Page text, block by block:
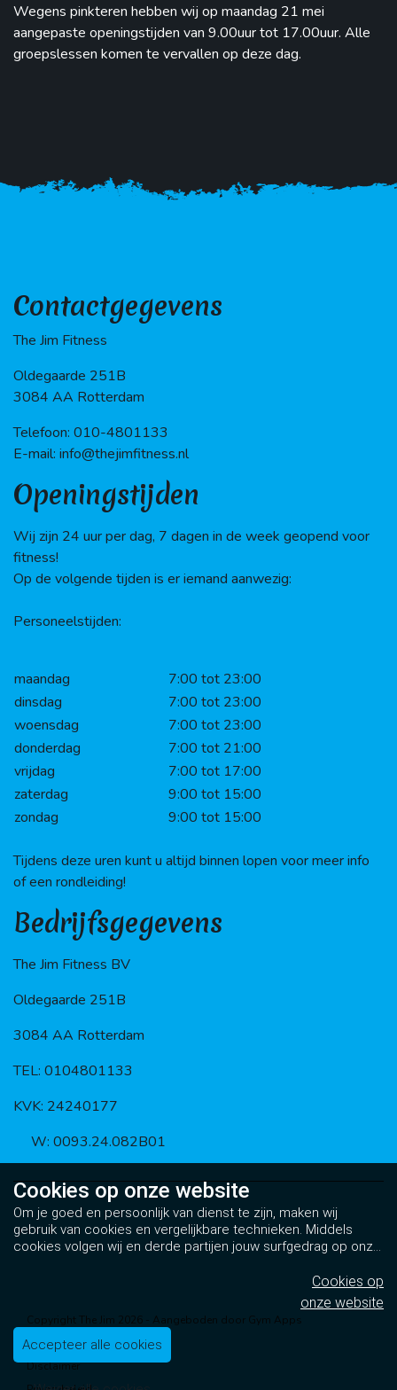
Wegens pinkteren hebben wij op maandag 21 mei
aangepaste openingstijden van 9.00uur tot 17.00uur. Alle
groepslessen komen te vervallen op deze dag.
Contactgegevens
The Jim Fitness
Oldegaarde 251B
3084 AA Rotterdam
Telefoon: 010-4801133
E-mail: info@thejimfitness.nl
Openingstijden
Wij zijn 24 uur per dag, 7 dagen in de week geopend voor
fitness!
Op de volgende tijden is er iemand aanwezig:
Personeelstijden:
maandag
7:00 tot 23:00
dinsdag
7:00 tot 23:00
woensdag
7:00 tot 23:00
donderdag
7:00 tot 21:00
vrijdag
7:00 tot 17:00
zaterdag
9:00 tot 15:00
zondag
9:00 tot 15:00
Tijdens deze uren kunt u altijd binnen lopen voor meer info
of een rondleiding!
Bedrijfsgegevens
The Jim Fitness BV
Oldegaarde 251B
3084 AA Rotterdam
TEL: 0104801133
KVK: 24240177
BTW: 0093.24.082B01
Copyright The Jim 2026 - Aangeboden door Gym Apps
Algemene voorwaarden
Disclaimer
Cookies op onze website
Om je goed en persoonlijk van dienst te zijn, maken wij
gebruik van cookies en vergelijkbare technieken. Middels
cookies volgen wij en derde partijen jouw surfgedrag op onze
en dit maakt het voor jou mogelijk om informatie te delen via
Cookies op
onze website
Accepteer alle cookies